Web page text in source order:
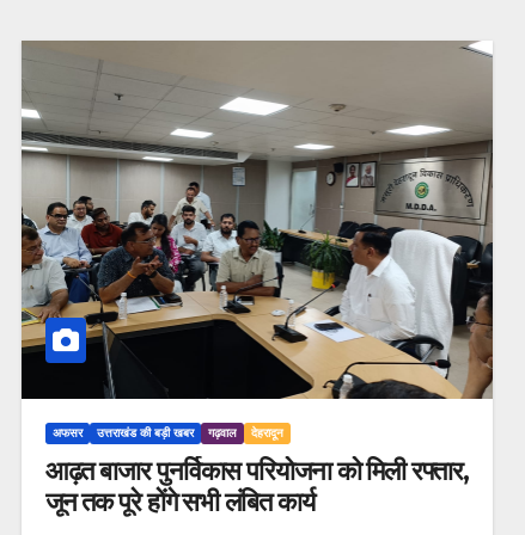
अफसर उत्तराखंड की बड़ी खबर गढ़वाल देहरादून
आढ़त बाजार पुनर्विकास परियोजना को मिली रफ्तार,
जून तक पूरे होंगे सभी लंबित कार्य